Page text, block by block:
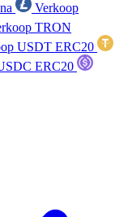
Verkoop
TRON
USDT ERC20
ERC20